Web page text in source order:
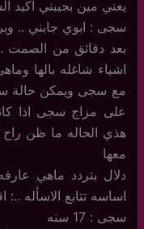
يعني مين بجيبني اكيد
سجى : ابوي جابني ..
بعد دقائق من الصمت
اشياء شاغله بالها
مع سجى ويمكن حالة
على مزاج سجى اذا
هذي الحاله ما ظن راح
معها
دلال بتردد ماهي
اساسه تتابع
سجى : 17 سنه